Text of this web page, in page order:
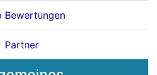
Bewertungen
Partner